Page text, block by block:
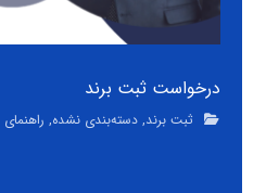
درخواست ثبت برند
ثبت برند,دسته‌بندی نشده,